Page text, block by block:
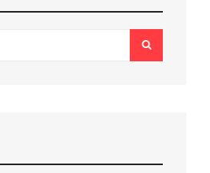
IN
SEARCH